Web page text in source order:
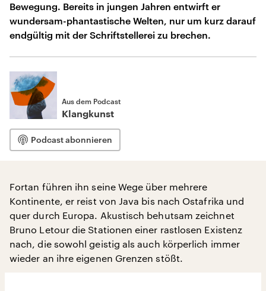
Bewegung. Bereits in jungen Jahren entwirft er
wundersam-phantastische Welten, nur um kurz darauf
endgültig mit der Schriftstellerei zu brechen.
Aus dem Podcast
Klangkunst
Podcast abonnieren
Fortan führen ihn seine Wege über mehrere
Kontinente, er reist von Java bis nach Ostafrika und
quer durch Europa. Akustisch behutsam zeichnet
Bruno Letour die Stationen einer rastlosen Existenz
nach, die sowohl geistig als auch körperlich immer
wieder an ihre eigenen Grenzen stößt.